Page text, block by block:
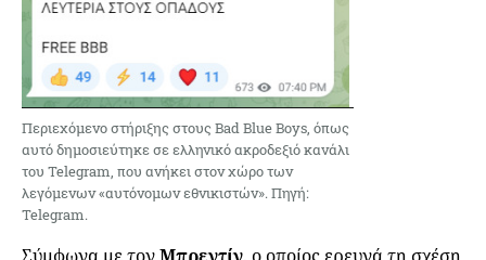
Περιεχόμενο στήριξης στους Bad Blue Boys, όπως
αυτό δημοσιεύτηκε σε ελληνικό ακροδεξιό κανάλι
του Telegram, που ανήκει στον χώρο των
λεγόμενων «αυτόνομων εθνικιστών». Πηγή:
Telegram.